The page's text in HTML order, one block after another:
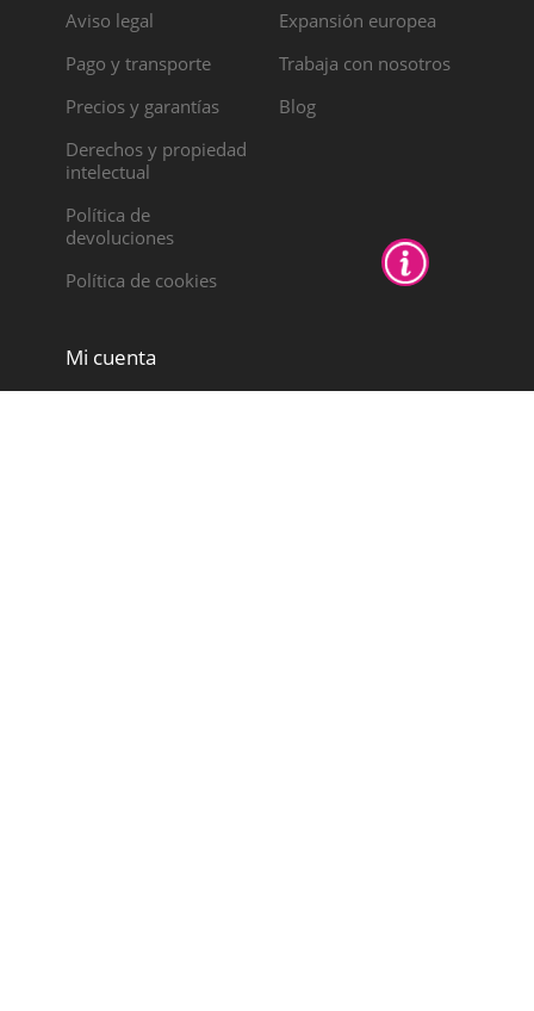
Aviso legal
Pago y transporte
Precios y garantías
Derechos y propiedad
intelectual
Política de
devoluciones
Política de cookies
Expansión europea
Trabaja con nosotros
Blog
Mi cuenta